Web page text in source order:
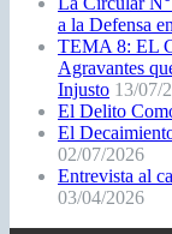
a la Defensa
TEMA 8: EL
Agravantes
Injusto 13/07/
El Delito
El
02/07/2026
Entrevista al
03/04/2026